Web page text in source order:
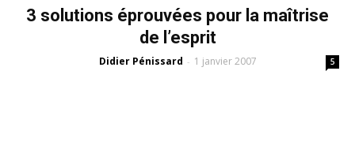
3 solutions éprouvées pour la maîtrise
de l’esprit
Didier Pénissard - 1 janvier 2007 5